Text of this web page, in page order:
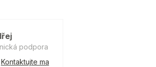
podpora
Kontaktujte ma